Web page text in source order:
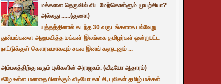
மக்களை தெருவில் விட மேற்கொள்ளும் முயற்சியா?
அல்லது ......(குணா)
யுத்தத்தினால் கடந்த 30 வருடங்களாக பல்வேறு
துன்பங்களை அனுபவித்த மக்கள் இலங்கை தமிழர்கள் ஒன்றுபட்ட
நாட்டுக்குள் கௌரவமாகவும் சகல இனங் களுடனும் ...
அம்பலத்திற்கு வரும் புலிகளின் அராஜகம். (வீடியோ ஆதாரம்)
கீழே உள்ள மனதை பிளக்கும் வீடியோ காட்சி, புலிகள் தமிழ் மக்கள்